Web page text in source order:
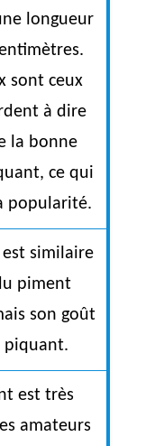
longueur
sont ceux
à dire
la bonne
ce qui
popularité.
est similaire
piment
son goût
piquant.
est très
amateurs